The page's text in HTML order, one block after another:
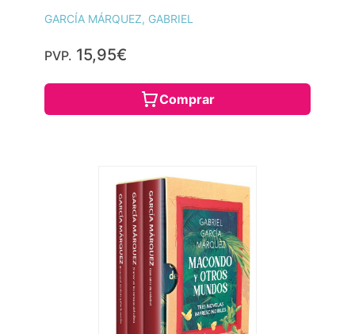
GARCÍA MÁRQUEZ, GABRIEL
PVP. 15,95€
Comprar